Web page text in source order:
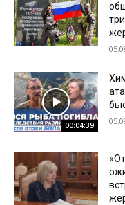
00:04:39